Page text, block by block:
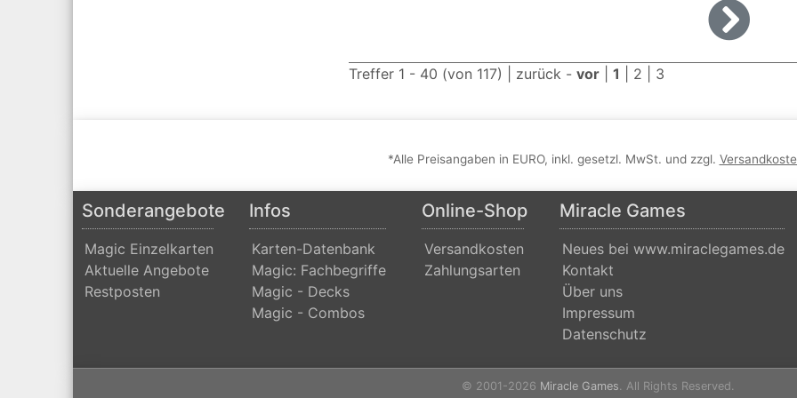
Treffer 1 - 40 (von 117) | zurück - vor 1 2 3
*Alle Preisangaben in EURO, inkl. gesetzl. MwSt. und zzgl.
Sonderangebote
Magic Einzelkarten
Aktuelle Angebote
Restposten
Infos
Karten-Datenbank
Magic: Fachbegriffe
Magic - Decks
Magic - Combos
Online-Shop
Versandkosten
Zahlungsarten
Miracle Games
Neues bei www.miraclegames.de
Kontakt
Über uns
Impressum
Datenschutz
© 2001-2026 Miracle Games. All Rights Reserved.